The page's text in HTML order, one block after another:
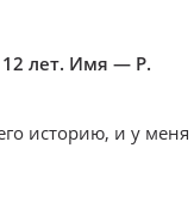
лет. Имя — Р.
историю, и у меня